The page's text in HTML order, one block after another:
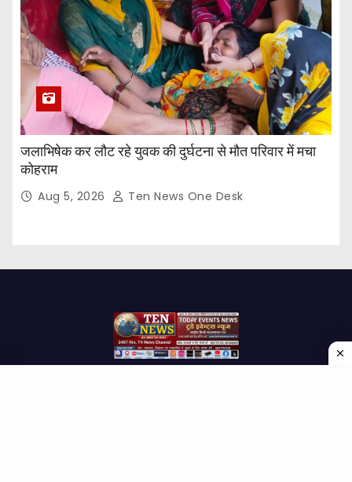
जलाभिषेक कर लौट रहे युवक की दुर्घटना से मौत परिवार में मचा
कोहराम
Aug 5, 2026 Ten News One Desk